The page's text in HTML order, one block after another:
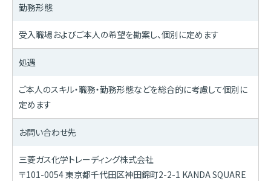
勤務形態
受入職場およびご本人の希望を勘案し、個別に定めます
処遇
ご本人のスキル・職務・勤務形態などを総合的に考慮して個別に
定めます
お問い合わせ先
三菱ガス化学トレーディング株式会社
〒101-0054 東京都千代田区神田錦町2-2-1 KANDA SQUARE